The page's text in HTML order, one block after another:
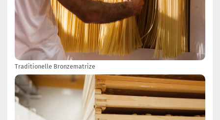
Traditionelle Bronzematrize